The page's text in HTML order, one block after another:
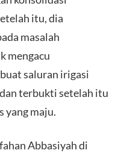
itu, dia
masalah
mengacu
saluran irigasi
terbukti setelah itu
yang maju.
Abbasiyah di